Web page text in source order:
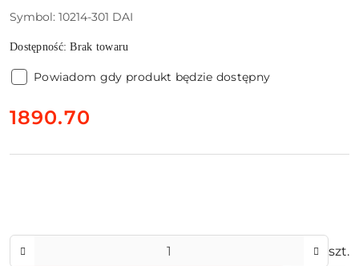
Symbol: 10214-301 DAI
Dostępność:Brak towaru
Powiadom gdy produkt będzie dostępny
cena:
1890.70
szt.